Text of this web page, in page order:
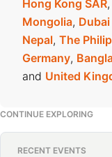
Hong Kong SAR,
Mongolia,
Nepal, The
Germany,
and United
CONTINUE EXPLORING
RECENT EVENTS